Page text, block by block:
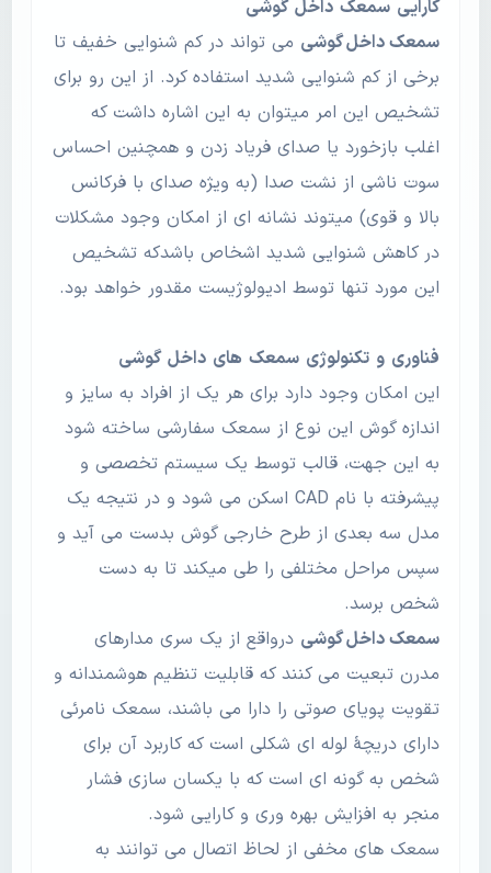
کارایی سمعک داخل گوشی
سمعک داخل گوشی می تواند در کم شنوایی خفیف تا
برخی از کم شنوایی شدید استفاده کرد. از این رو برای
تشخیص این امر میتوان به این اشاره داشت که
اغلب بازخورد یا صدای فریاد زدن و همچنین احساس
سوت ناشی از نشت صدا (به ویژه صدای با فرکانس
بالا و قوی) میتوند نشانه ای از امکان وجود مشکلات
در کاهش شنوایی شدید اشخاص باشدکه تشخیص
این مورد تنها توسط ادیولوژیست مقدور خواهد بود.
فناوری و تکنولوژی سمعک های داخل گوشی
این امکان وجود دارد برای هر یک از افراد به سایز و
اندازه گوش این نوع از سمعک سفارشی ساخته شود
به این جهت، قالب توسط یک سیستم تخصصی و
پیشرفته با نام CAD اسکن می شود و در نتیجه یک
مدل سه بعدی از طرح خارجی گوش بدست می آید و
سپس مراحل مختلفی را طی میکند تا به دست
شخص برسد.
سمعک داخل گوشی درواقع از یک سری مدارهای
مدرن تبعیت می کنند که قابلیت تنظیم هوشمندانه و
تقویت پویای صوتی را دارا می باشند، سمعک نامرئی
دارای دریچۀ لوله ای شکلی است که کاربرد آن برای
شخص به گونه ای است که با یکسان سازی فشار
منجر به افزایش بهره وری و کارایی شود.
سمعک های مخفی از لحاظ اتصال می توانند به